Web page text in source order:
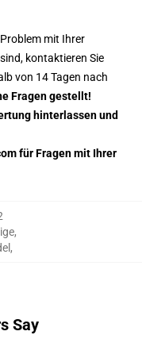
mit Ihrer
kontaktieren Sie
von 14 Tagen nach
Fragen gestellt!
hinterlassen und
für Fragen mit Ihrer
,
,
Say